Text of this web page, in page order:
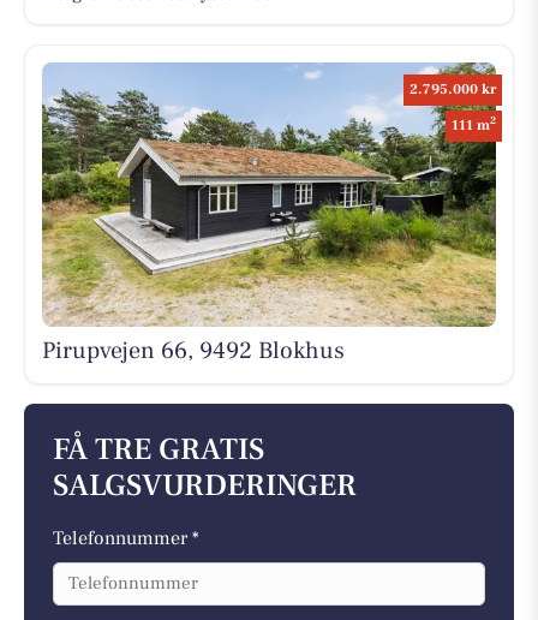
2.795.000 kr
111 m2
Pirupvejen 66, 9492 Blokhus
FÅ TRE GRATIS
SALGSVURDERINGER
Telefonnummer *